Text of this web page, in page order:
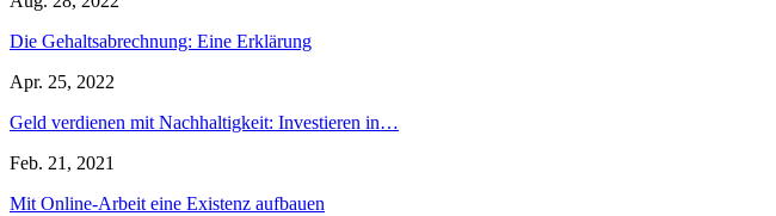
Die Gehaltsabrechnung: Eine Erklärung
Apr. 25, 2022
Geld verdienen mit Nachhaltigkeit: Investieren in…
Feb. 21, 2021
Mit Online-Arbeit eine Existenz aufbauen